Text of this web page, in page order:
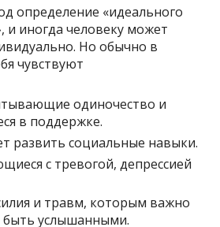
определение «идеального
и иногда человеку может
Но обычно в
чувствуют
одиночество и
в поддержке.
развить социальные навыки.
с тревогой, депрессией
и травм, которым важно
быть услышанными.